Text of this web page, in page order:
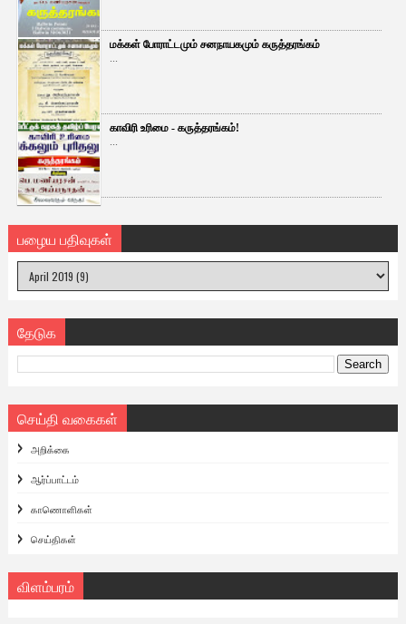
மக்கள் போராட்டமும் சனநாயகமும் கருத்தரங்கம்
...
காவிரி உரிமை - கருத்தரங்கம்!
...
பழைய பதிவுகள்
தேடுக
செய்தி வகைகள்
அறிக்கை
ஆர்ப்பாட்டம்
காணொளிகள்
செய்திகள்
விளம்பரம்